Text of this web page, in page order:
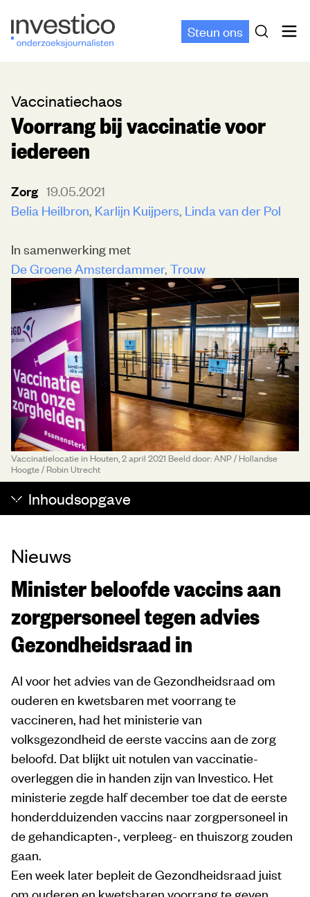
Steun ons
Vaccinatiechaos
Voorrang bij vaccinatie voor
iedereen
Zorg 19.05.2021
Belia Heilbron Karlijn Kuijpers Linda van der Pol
In samenwerking met
De Groene Amsterdammer Trouw
Vaccinatielocatie in Houten, 2 april 2021 Beeld door: ANP / Hollandse
Hoogte / Robin Utrecht
Inhoudsopgave
Nieuws
Minister beloofde vaccins aan
zorgpersoneel tegen advies
Gezondheidsraad in
Al voor het advies van de Gezondheidsraad om
ouderen en kwetsbaren met voorrang te
vaccineren, had het ministerie van
volksgezondheid de eerste vaccins aan de zorg
beloofd. Dat blijkt uit notulen van vaccinatie-
overleggen die in handen zijn van Investico. Het
ministerie zegde half december toe dat de eerste
honderdduizenden vaccins naar zorgpersoneel in
de gehandicapten-, verpleeg- en thuiszorg zouden
gaan.
Een week later bepleit de Gezondheidsraad juist
om ouderen en kwetsbaren voorrang te geven